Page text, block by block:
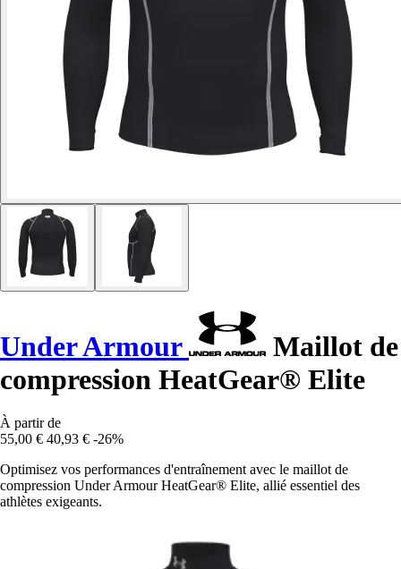
Under Armour
Maillot de
compression HeatGear® Elite
À partir de
55,00 € 40,93 € -26%
Optimisez vos performances d'entraînement avec le maillot de
compression Under Armour HeatGear® Elite, allié essentiel des
athlètes exigeants.